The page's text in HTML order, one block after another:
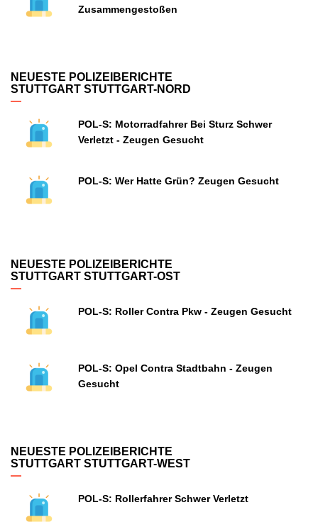
Zusammengestoßen
NEUESTE POLIZEIBERICHTE
STUTTGART STUTTGART-NORD
POL-S: Motorradfahrer Bei Sturz Schwer
Verletzt - Zeugen Gesucht
POL-S: Wer Hatte Grün? Zeugen Gesucht
NEUESTE POLIZEIBERICHTE
STUTTGART STUTTGART-OST
POL-S: Roller Contra Pkw - Zeugen Gesucht
POL-S: Opel Contra Stadtbahn - Zeugen
Gesucht
NEUESTE POLIZEIBERICHTE
STUTTGART STUTTGART-WEST
POL-S: Rollerfahrer Schwer Verletzt